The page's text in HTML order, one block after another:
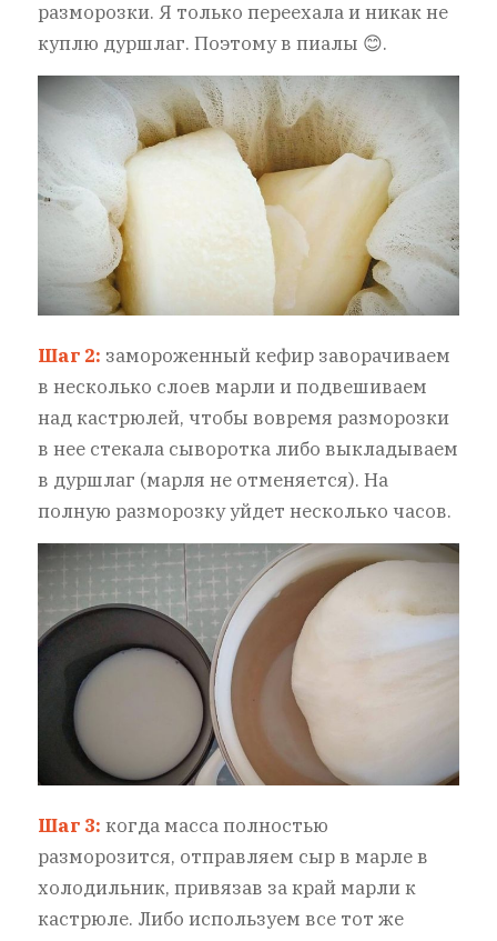
разморозки. Я только переехала и никак не
куплю дуршлаг. Поэтому в пиалы 😊.
Шаг 2: замороженный кефир заворачиваем
в несколько слоев марли и подвешиваем
над кастрюлей, чтобы вовремя разморозки
в нее стекала сыворотка либо выкладываем
в дуршлаг (марля не отменяется). На
полную разморозку уйдет несколько часов.
Шаг 3: когда масса полностью
разморозится, отправляем сыр в марле в
холодильник, привязав за край марли к
кастрюле. Либо используем все тот же